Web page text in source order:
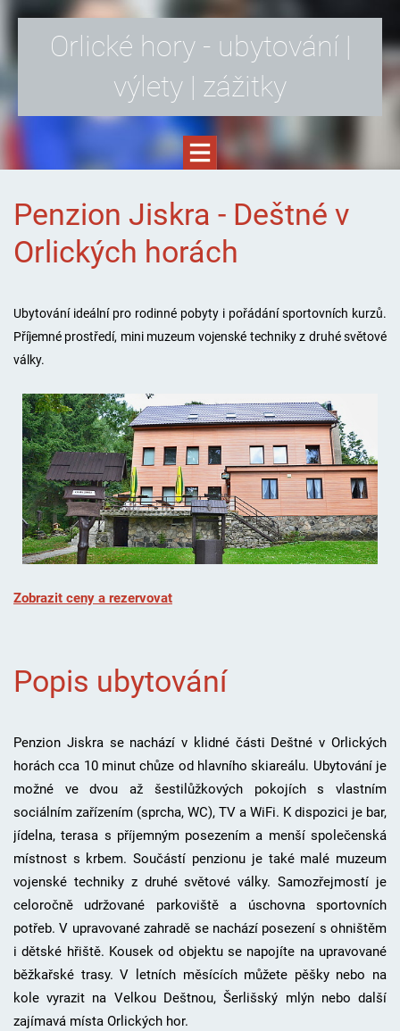
Orlické hory - ubytování |
výlety | zážitky
Penzion Jiskra - Deštné v
Orlických horách
Ubytování ideální pro rodinné pobyty i pořádání sportovních kurzů.
Příjemné prostředí, mini muzeum vojenské techniky z druhé světové
války.
Zobrazit ceny a rezervovat
Popis ubytování
Penzion Jiskra se nachází v klidné části Deštné v Orlických
horách cca 10 minut chůze od hlavního skiareálu. Ubytování je
možné ve dvou až šestilůžkových pokojích s vlastním
sociálním zařízením (sprcha, WC), TV a WiFi. K dispozici je bar,
jídelna, terasa s příjemným posezením a menší společenská
místnost s krbem. Součástí penzionu je také malé muzeum
vojenské techniky z druhé světové války. Samozřejmostí je
celoročně udržované parkoviště a úschovna sportovních
potřeb. V upravované zahradě se nachází posezení s ohništěm
i dětské hřiště. Kousek od objektu se napojíte na upravované
běžkařské trasy. V letních měsících můžete pěšky nebo na
kole vyrazit na Velkou Deštnou, Šerlišský mlýn nebo další
zajímavá místa Orlických hor.